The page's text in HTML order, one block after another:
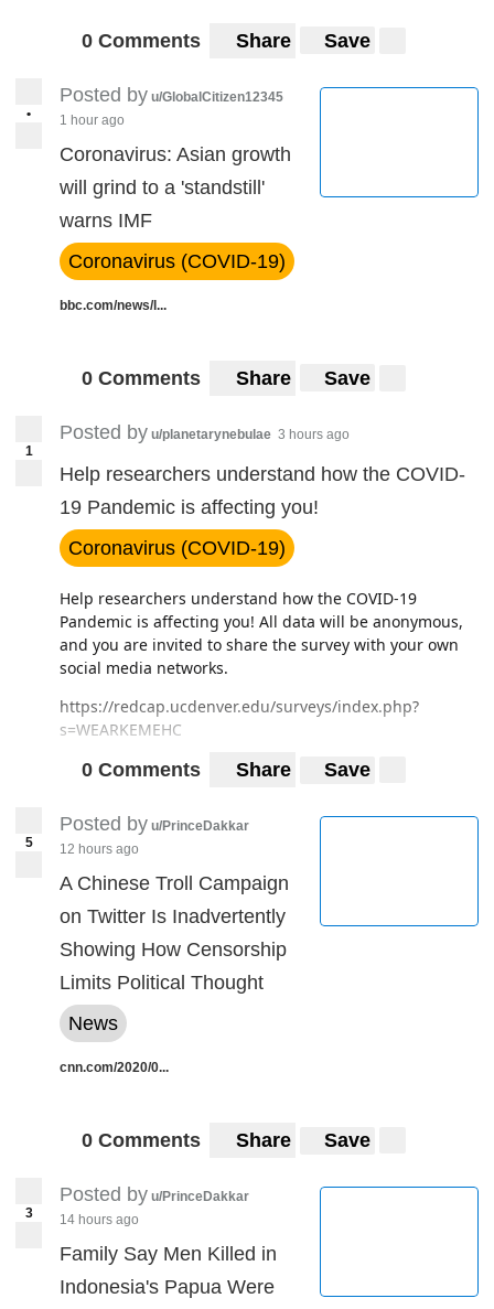
0 Comments Share Save
•
Posted by u/GlobalCitizen12345
1 hour ago
Coronavirus: Asian growth
will grind to a 'standstill'
warns IMF
Coronavirus (COVID-19)
bbc.com/news/l...
0 Comments Share Save
1
Posted by u/planetarynebulae 3 hours ago
Help researchers understand how the COVID-
19 Pandemic is affecting you!
Coronavirus (COVID-19)
Help researchers understand how the COVID-19
Pandemic is affecting you! All data will be anonymous,
and you are invited to share the survey with your own
social media networks.
https://redcap.ucdenver.edu/surveys/index.php?
s=WEARKEMEHC
0 Comments Share Save
5
Posted by u/PrinceDakkar
12 hours ago
A Chinese Troll Campaign
on Twitter Is Inadvertently
Showing How Censorship
Limits Political Thought
News
cnn.com/2020/0...
0 Comments Share Save
3
Posted by u/PrinceDakkar
14 hours ago
Family Say Men Killed in
Indonesia's Papua Were